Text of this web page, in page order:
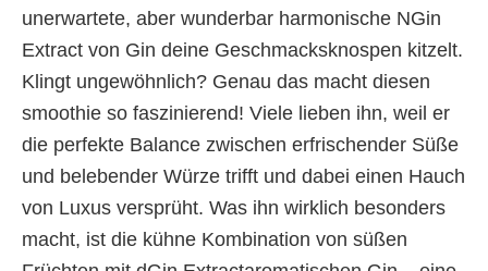
unerwartete, aber wunderbar harmonische NGin
Extract von Gin deine Geschmacksknospen kitzelt.
Klingt ungewöhnlich? Genau das macht diesen
smoothie so faszinierend! Viele lieben ihn, weil er
die perfekte Balance zwischen erfrischender Süße
und belebender Würze trifft und dabei einen Hauch
von Luxus versprüht. Was ihn wirklich besonders
macht, ist die kühne Kombination von süßen